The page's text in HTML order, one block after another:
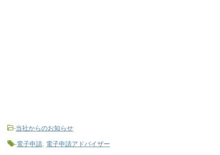
-当社からのお知らせ
-電子申請, 電子申請アドバイザー